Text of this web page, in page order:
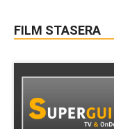
FILM STASERA